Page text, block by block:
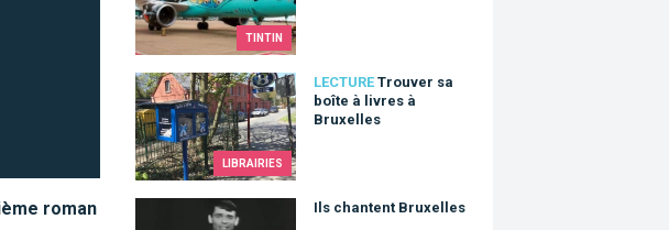
roman
TINTIN
LIBRAIRIES
LECTURE Trouver sa
boîte à livres à
Bruxelles
Trouver sa boîte à livres à Bruxelles
Ils chantent Bruxelles
Ils chantent Bruxelles